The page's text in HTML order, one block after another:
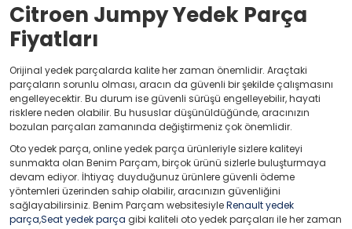
Citroen Jumpy Yedek Parça
Fiyatları
Orijinal yedek parçalarda kalite her zaman önemlidir. Araçtaki
parçaların sorunlu olması, aracın da güvenli bir şekilde çalışmasını
engelleyecektir. Bu durum ise güvenli sürüşü engelleyebilir, hayati
risklere neden olabilir. Bu hususlar düşünüldüğünde, aracınızın
bozulan parçaları zamanında değiştirmeniz çok önemlidir.
Oto yedek parça, online yedek parça ürünleriyle sizlere kaliteyi
sunmakta olan Benim Parçam, birçok ürünü sizlerle buluşturmaya
devam ediyor. İhtiyaç duyduğunuz ürünlere güvenli ödeme
yöntemleri üzerinden sahip olabilir, aracınızın güvenliğini
sağlayabilirsiniz. Benim Parçam websitesiyleRenault yedek
parça,Seat yedek parça gibi kaliteli oto yedek parçaları ile her zaman